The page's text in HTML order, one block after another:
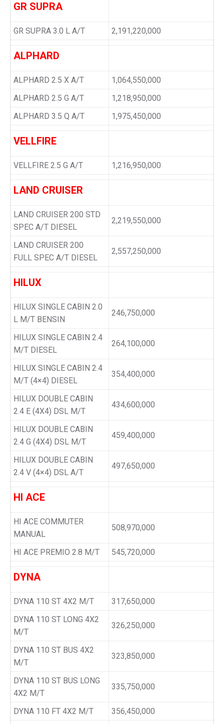
GR SUPRA
GR SUPRA 3.0 L A/T 2,191,220,000
ALPHARD
ALPHARD 2.5 X A/T
1,064,550,000
ALPHARD 2.5 G A/T
1,218,950,000
ALPHARD 3.5 Q A/T
1,975,450,000
VELLFIRE
VELLFIRE 2.5 G A/T 1,216,950,000
LAND CRUISER
LAND CRUISER 200 STD
SPEC A/T DIESEL
2,219,550,000
LAND CRUISER 200
FULL SPEC A/T DIESEL
2,557,250,000
HILUX
HILUX SINGLE CABIN 2.0
L M/T BENSIN
246,750,000
HILUX SINGLE CABIN 2.4
M/T DIESEL
264,100,000
HILUX SINGLE CABIN 2.4
M/T (4×4) DIESEL
354,400,000
HILUX DOUBLE CABIN
2.4 E (4X4) DSL M/T
434,600,000
HILUX DOUBLE CABIN
2.4 G (4X4) DSL M/T
459,400,000
HILUX DOUBLE CABIN
2.4 V (4×4) DSL A/T
497,650,000
HI ACE
HI ACE COMMUTER
MANUAL
508,970,000
HI ACE PREMIO 2.8 M/T 545,720,000
DYNA
DYNA 110 ST 4X2 M/T
317,650,000
DYNA 110 ST LONG 4X2
M/T
326,250,000
DYNA 110 ST BUS 4X2
M/T
323,850,000
DYNA 110 ST BUS LONG
4X2 M/T
335,750,000
DYNA 110 FT 4X2 M/T
356,450,000